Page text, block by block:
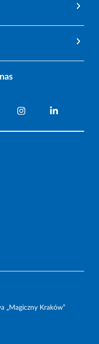
„Magiczny Kraków”